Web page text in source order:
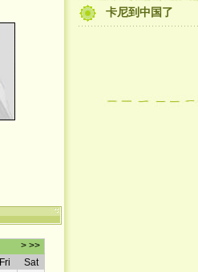
卡尼到中国了